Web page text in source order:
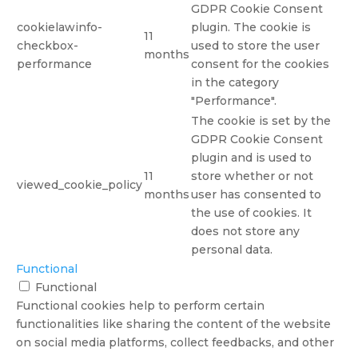
cookielawinfo-
checkbox-
performance
11
months
GDPR Cookie Consent
plugin. The cookie is
used to store the user
consent for the cookies
in the category
"Performance".
viewed_cookie_policy
11
months
The cookie is set by the
GDPR Cookie Consent
plugin and is used to
store whether or not
user has consented to
the use of cookies. It
does not store any
personal data.
Functional
Functional
Functional cookies help to perform certain
functionalities like sharing the content of the website
on social media platforms, collect feedbacks, and other